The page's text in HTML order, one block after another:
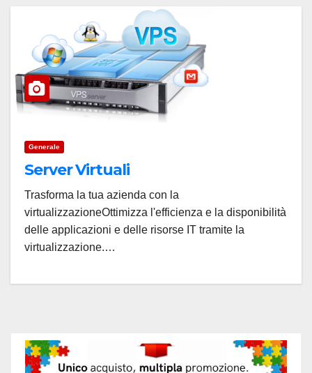
Generale
Server Virtuali
Trasforma la tua azienda con la
virtualizzazioneOttimizza l'efficienza e la disponibilità
delle applicazioni e delle risorse IT tramite la
virtualizzazione.…